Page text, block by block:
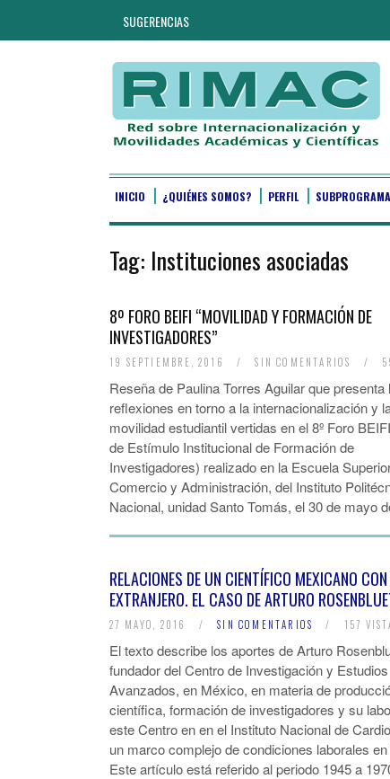
SUGERENCIAS
INICIO ¿QUIÉNES SOMOS? PERFIL
Tag: Instituciones asociadas
8º FORO BEIFI “MOVILIDAD Y FORMACIÓN DE
INVESTIGADORES”
19 SEPTIEMBRE, 2016 / SIN COMENTARIOS /
Reseña de Paulina Torres Aguilar que presenta
reflexiones en torno a la internacionalización y
movilidad estudiantil vertidas en el 8º Foro
de Estímulo Institucional de Formación de
Investigadores) realizado en la Escuela
Comercio y Administración, del Instituto
Nacional, unidad Santo Tomás, el 30 de mayo
RELACIONES DE UN CIENTÍFICO MEXICANO
EXTRANJERO. EL CASO DE ARTURO
27 MAYO, 2016 / SIN COMENTARIOS / 157
El texto describe los aportes de Arturo
fundador del Centro de Investigación y Estudios
Avanzados, en México, en materia de
científica, formación de investigadores y su
este Centro en en el Instituto Nacional de
un marco complejo de condiciones laborales
Este artículo está referido al periodo 1945 a